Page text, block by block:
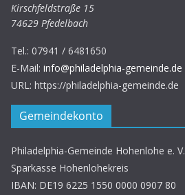
Kirschfeldstraße 15
74629 Pfedelbach
Tel.: 07941 / 6481650
E-Mail: info@philadelphia-gemeinde.de
URL: https://philadelphia-gemeinde.de
Gemeindekonto
Philadelphia-Gemeinde Hohenlohe e. V.
Sparkasse Hohenlohekreis
IBAN: DE19 6225 1550 0000 0907 80